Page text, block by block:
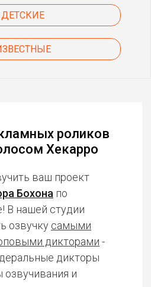
ДЕТСКИЕ
роликов
Хекарро
ваш проект
Бохона по
В нашей студии
озвучку самыми
дикторами -
дикторы
озвучивания и